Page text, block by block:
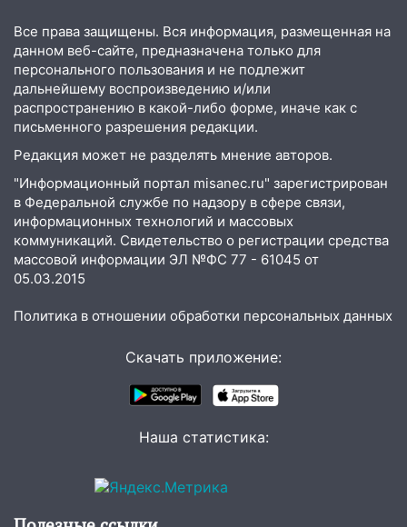
шестилетнего ребёнка на улице
Федерации: возбуждено уголовное дело
11:16 В Ульяновске ищут 37-летнего
мужчину, пропавшего ещё 19 июля
хаски: куда сходить в Ульяновской
области 8–9 августа
10:11 Директора ульяновской
«Нефтяной топливной компании» будут
судить за неуплату 48,4 млн рублей
налогов
09:28
Дети на дорогах: пострадали
пешеходы. Обзор крупных аварий в
Ульяновской области
Поджог со свечой, 16 сгоревших
Все права защищены. Вся информация, размещенная на
данном веб-сайте, предназначена только для
персонального пользования и не подлежит
дальнейшему воспроизведению и/или
распространению в какой-либо форме, иначе как с
письменного разрешения редакции.
Редакция может не разделять мнение авторов.
"Информационный портал misanec.ru" зарегистрирован
в Федеральной службе по надзору в сфере связи,
информационных технологий и массовых
коммуникаций. Свидетельство о регистрации средства
массовой информации ЭЛ №ФС 77 - 61045 от
05.03.2015
Политика в отношении обработки персональных данных
Скачать приложение:
Наша статистика: